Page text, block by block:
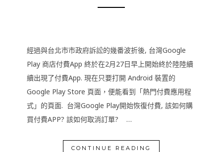
經過與台北市市政府訴訟的幾番波折後, 台灣Google
Play 商店付費App 終於在2月27日早上開始終於陸陸續
續出現了付費App. 現在只要打開 Android 裝置的
Google Play Store 頁面，便能看到「熱門付費應用程
式」的頁面. 台灣Google Play開始恢復付費, 該如何購
買付費APP? 該如何取消訂單? …
CONTINUE READING